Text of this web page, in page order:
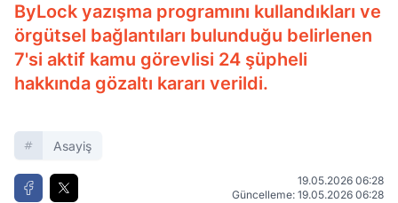
ByLock yazışma programını kullandıkları ve
örgütsel bağlantıları bulunduğu belirlenen
7'si aktif kamu görevlisi 24 şüpheli
hakkında gözaltı kararı verildi.
Asayiş
19.05.2026 06:28
Güncelleme: 19.05.2026 06:28